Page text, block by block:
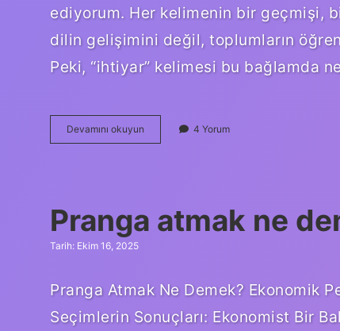
ediyorum. Her kelimenin bir geçmişi,
dilin gelişimini değil, toplumların
Peki, “ihtiyar” kelimesi bu bağlamda
Devamını okuyun
kelimesi
4 Yorum
Pranga atmak ne
Tarih: Ekim 16, 2025
Pranga Atmak Ne Demek? Ekonomik
Seçimlerin Sonuçları: Ekonomist Bir